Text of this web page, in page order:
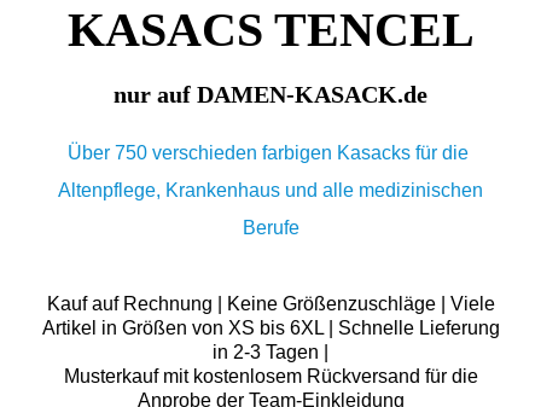
KASACS TENCEL
nur auf DAMEN-KASACK.de
Über 750 verschieden farbigen Kasacks für die
Altenpflege, Krankenhaus und alle medizinischen
Berufe
Kauf auf Rechnung | Keine Größenzuschläge | Viele
Artikel in Größen von XS bis 6XL | Schnelle Lieferung
in 2-3 Tagen |
Musterkauf mit kostenlosem Rückversand für die
Anprobe der Team-Einkleidung